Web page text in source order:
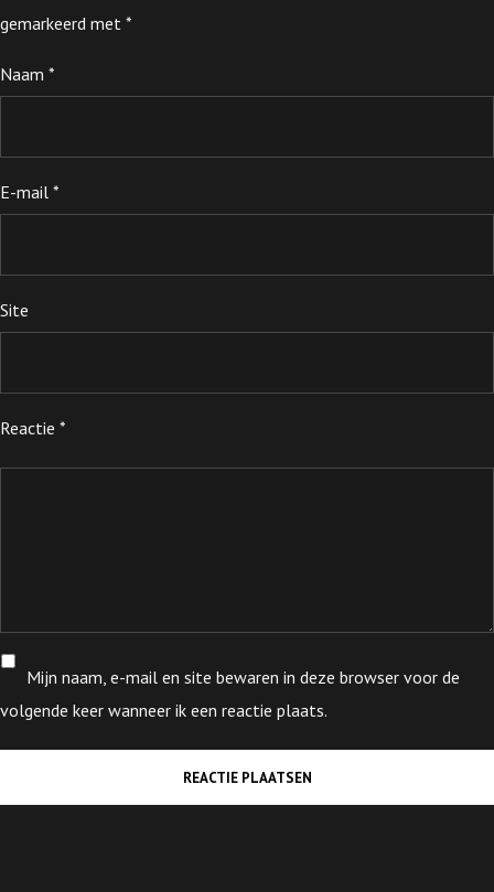
gemarkeerd met *
Naam *
E-mail *
Site
Reactie *
Mijn naam, e-mail en site bewaren in deze browser voor de
volgende keer wanneer ik een reactie plaats.